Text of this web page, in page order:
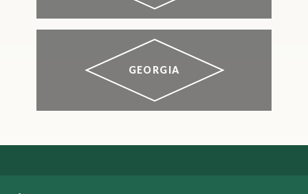
GEORGIA